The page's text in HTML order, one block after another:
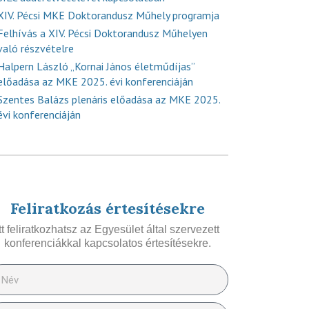
Pécsi MKE Doktorandusz Műhely programja
a XIV. Pécsi Doktorandusz Műhelyen
részvételre
László „Kornai János életműdíjas”
az MKE 2025. évi konferenciáján
Balázs plenáris előadása az MKE 2025.
konferenciáján
Feliratkozás értesítésekre
feliratkozhatsz az Egyesület által szervezett
konferenciákkal kapcsolatos értesítésekre.